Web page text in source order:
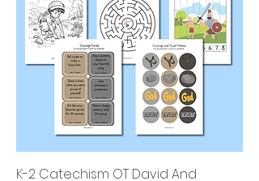
K-2 Catechism OT David And